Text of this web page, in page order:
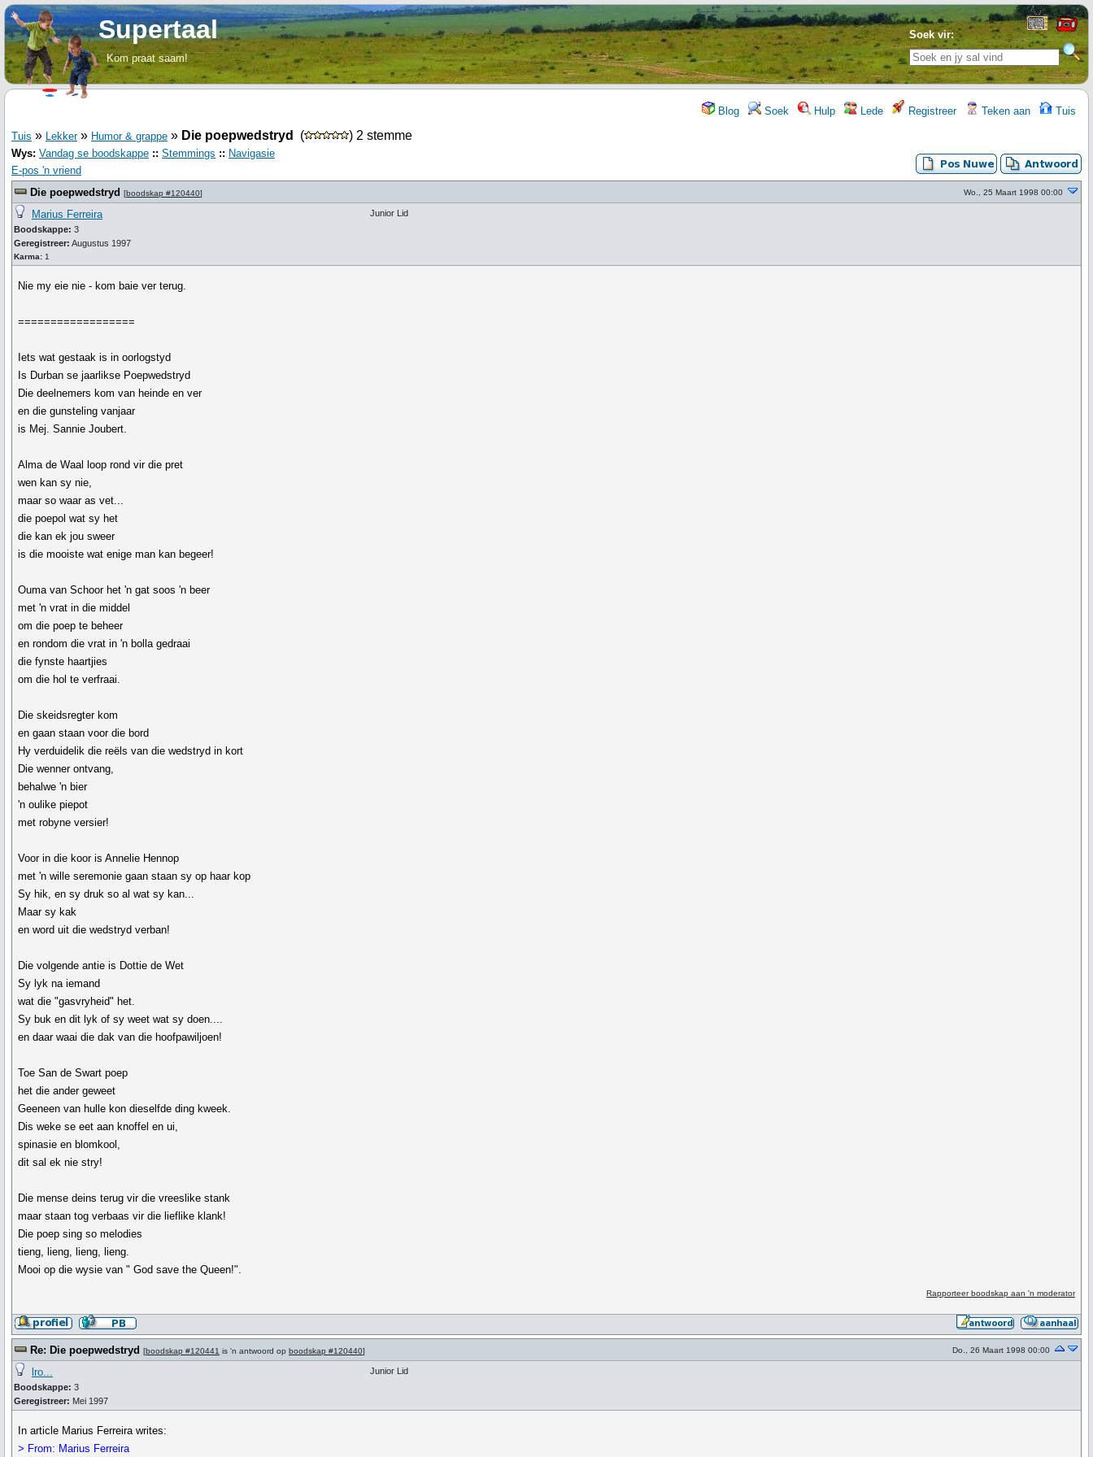
Soek vir:
Supertaal
Kom praat saam!
Blog Soek Hulp Lede Registreer Teken aan Tuis
Tuis » Lekker» Humor & grappe » Die poepwedstryd ( ) 2 stemme
Wys: Vandag se boodskappe :: Stemmings :: Navigasie
E-pos 'n vriend
Die poepwedstryd [boodskap #120440] Wo., 25 Maart 1998 00:00
Marius Ferreira
Boodskappe: 3
Geregistreer: Augustus 1997
Karma: 1
Junior Lid
Nie my eie nie - kom baie ver terug.
==================
Iets wat gestaak is in oorlogstyd
Is Durban se jaarlikse Poepwedstryd
Die deelnemers kom van heinde en ver
en die gunsteling vanjaar
is Mej. Sannie Joubert.
Alma de Waal loop rond vir die pret
wen kan sy nie,
maar so waar as vet...
die poepol wat sy het
die kan ek jou sweer
is die mooiste wat enige man kan begeer!
Ouma van Schoor het 'n gat soos 'n beer
met 'n vrat in die middel
om die poep te beheer
en rondom die vrat in 'n bolla gedraai
die fynste haartjies
om die hol te verfraai.
Die skeidsregter kom
en gaan staan voor die bord
Hy verduidelik die reëls van die wedstryd in kort
Die wenner ontvang,
behalwe 'n bier
'n oulike piepot
met robyne versier!
Voor in die koor is Annelie Hennop
met 'n wille seremonie gaan staan sy op haar kop
Sy hik, en sy druk so al wat sy kan...
Maar sy kak
en word uit die wedstryd verban!
Die volgende antie is Dottie de Wet
Sy lyk na iemand
wat die "gasvryheid" het.
Sy buk en dit lyk of sy weet wat sy doen....
en daar waai die dak van die hoofpawiljoen!
Toe San de Swart poep
het die ander geweet
Geeneen van hulle kon dieselfde ding kweek.
Dis weke se eet aan knoffel en ui,
spinasie en blomkool,
dit sal ek nie stry!
Die mense deins terug vir die vreeslike stank
maar staan tog verbaas vir die lieflike klank!
Die poep sing so melodies
tieng, lieng, lieng, lieng.
Mooi op die wysie van " God save the Queen!".
Rapporteer boodskap aan 'n moderator
Re: Die poepwedstryd [boodskap #120441 is 'n antwoord op boodskap #120440] Do., 26 Maart 1998 00:00
lro...
Boodskappe: 3
Geregistreer: Mei 1997
Junior Lid
In article Marius Ferreira writes:
> From: Marius Ferreira